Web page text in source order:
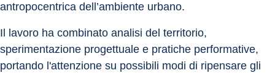
antropocentrica dell’ambiente urbano.
Il lavoro ha combinato analisi del territorio,
sperimentazione progettuale e pratiche performative,
portando l'attenzione su possibili modi di ripensare gli